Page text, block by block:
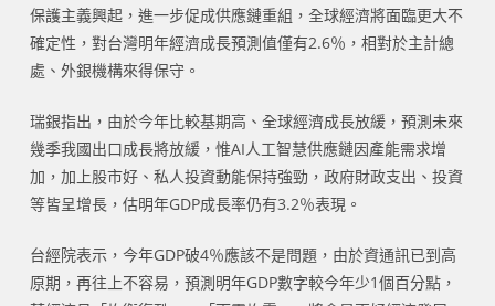
保護主義興起，進一步促成供應鏈重組，全球經濟將面臨更大不
確定性，對台灣明年經濟成長預測值僅有2.6％，相對於主計總
處、外銀機構來得保守。
瑞銀指出，由於今年比較基期高、全球經濟成長放緩，預測未來
幾季我國出口成長將放緩，惟AI人工智慧供應鏈因產能需求增
加，加上股市好、私人投資動能保持強勁，政府財政支出、投資
等皆呈增長，估明年GDP成長率仍有3.2％表現。
台經院表示，今年GDP破4％應該不是問題，由於資通訊已到高
原期，再往上不容易，預測明年GDP數字較今年少1個百分點，